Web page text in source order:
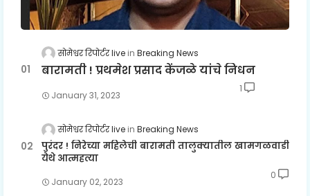
सोमेश्वर रिपोर्टर live Breaking News
बारामती ! प्रथमेश प्रसाद केंजळे यांचे निधन
January 31, 2023
1
सोमेश्वर रिपोर्टर live Breaking News
पुरंदर ! निरेच्या महिलेची बारामती तालुक्यातील खामगळवाडी
येथे आत्महत्या
January 02, 2023
0